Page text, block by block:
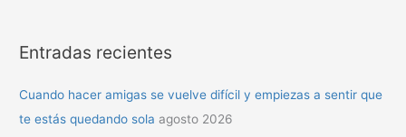
Entradas recientes
Cuando hacer amigas se vuelve difícil y empiezas a sentir que
te estás quedando sola agosto 2026